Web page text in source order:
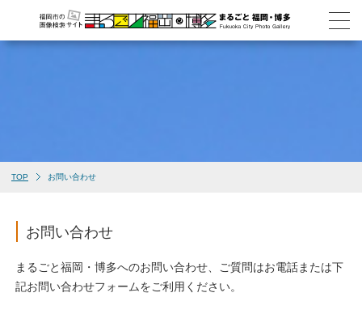
TOP お問い合わせ
お問い合わせ
まるごと福岡・博多へのお問い合わせ、ご質問はお電話または下
記お問い合わせフォームをご利用ください。